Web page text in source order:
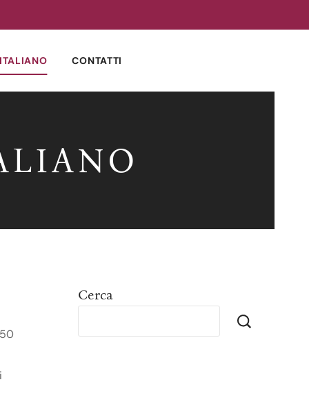
CONTATTI
Cerca